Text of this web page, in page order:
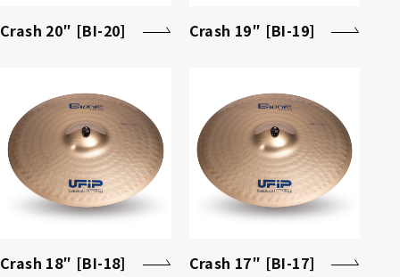
Crash 20″ [BI-20] Crash 19″ [BI-19]
Crash 18″ [BI-18] Crash 17″ [BI-17]